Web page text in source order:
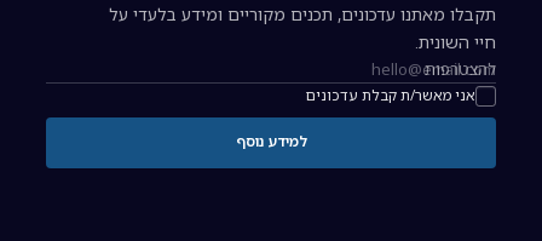
תקבלו מאתנו עדכונים, תכנים מקוריים ומידע בלעדי על
חיי השונית.
כתובת אימייל להרשמה לניוזלטר
אני מאשר/ת קבלת עדכונים
להצטרפות
למידע נוסף